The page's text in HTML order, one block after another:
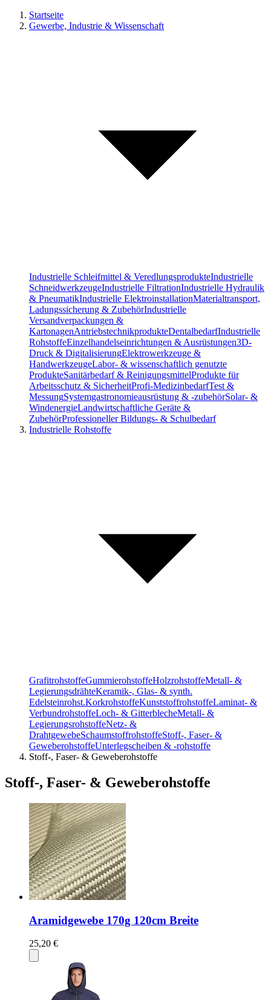
Startseite
Gewerbe, Industrie & Wissenschaft
Industrielle Schleifmittel & VeredlungsprodukteIndustrielle
SchneidwerkzeugeIndustrielle FiltrationIndustrielle Hydraulik
& PneumatikIndustrielle ElektroinstallationMaterialtransport,
Ladungssicherung & ZubehörIndustrielle
Versandverpackungen &
KartonagenAntriebstechnikprodukteDentalbedarfIndustrielle
RohstoffeEinzelhandelseinrichtungen & Ausrüstungen3D-
Druck & DigitalisierungElektrowerkzeuge &
HandwerkzeugeLabor- & wissenschaftlich genutzte
ProdukteSanitärbedarf & ReinigungsmittelProdukte für
Arbeitsschutz & SicherheitProfi-MedizinbedarfTest &
MessungSystemgastronomieausrüstung & -zubehörSolar- &
WindenergieLandwirtschaftliche Geräte &
ZubehörProfessioneller Bildungs- & Schulbedarf
Industrielle Rohstoffe
GrafitrohstoffeGummierohstoffeHolzrohstoffeMetall- &
LegierungsdrähteKeramik-, Glas- & synth.
Edelsteinrohst.KorkrohstoffeKunststoffrohstoffeLaminat- &
VerbundrohstoffeLoch- & GitterblecheMetall- &
LegierungsrohstoffeNetz- &
DrahtgewebeSchaumstoffrohstoffeStoff-, Faser- &
GeweberohstoffeUnterlegscheiben & -rohstoffe
Stoff-, Faser- & Geweberohstoffe
Stoff-, Faser- & Geweberohstoffe
Aramidgewebe 170g 120cm Breite
25,20 €